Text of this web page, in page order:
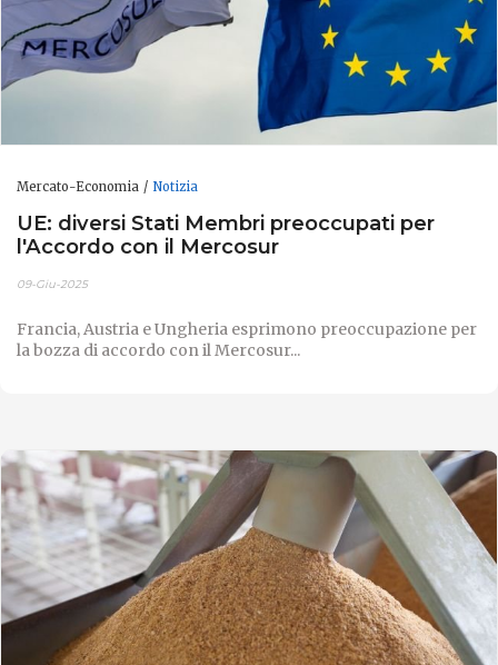
Mercato-Economia Notizia
UE: diversi Stati Membri preoccupati per
l'Accordo con il Mercosur
09-Giu-2025
Francia, Austria e Ungheria esprimono preoccupazione per
la bozza di accordo con il Mercosur...